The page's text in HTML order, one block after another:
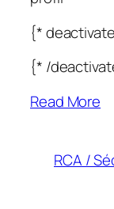
{*
{* /
Read More
RCA /